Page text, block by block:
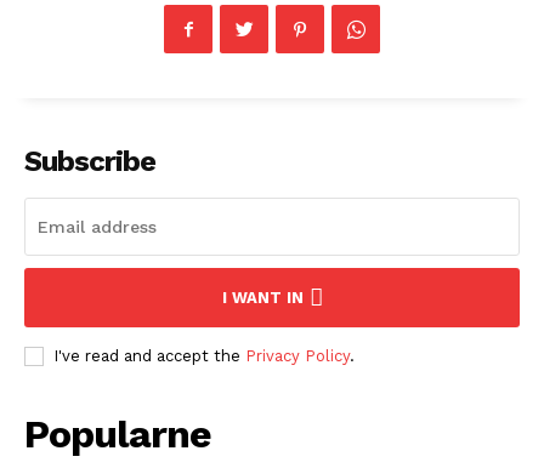
Subscribe
I WANT IN
I've read and accept the Privacy Policy.
Popularne